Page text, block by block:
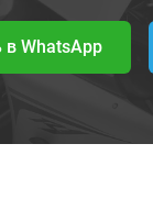
в WhatsApp